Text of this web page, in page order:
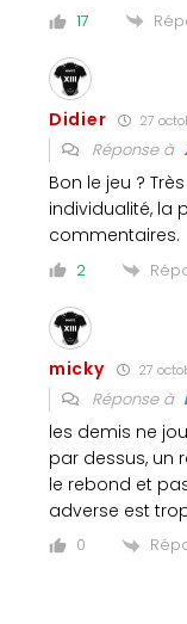
17
Didier 27
Réponse à
Bon le jeu ?
individualité, la
commentaires.
2
micky 27
Réponse à
les demis ne
par dessus, un
le rebond et
adverse est
0